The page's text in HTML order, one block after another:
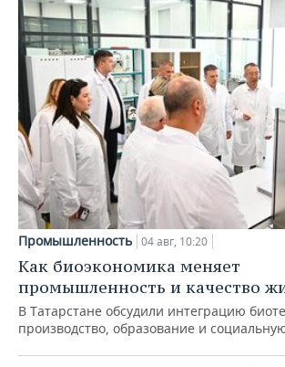
Промышленность 04 авг, 10:20
Как биоэкономика меняет
промышленность и качество
В Татарстане обсудили интеграцию
производство, образование и